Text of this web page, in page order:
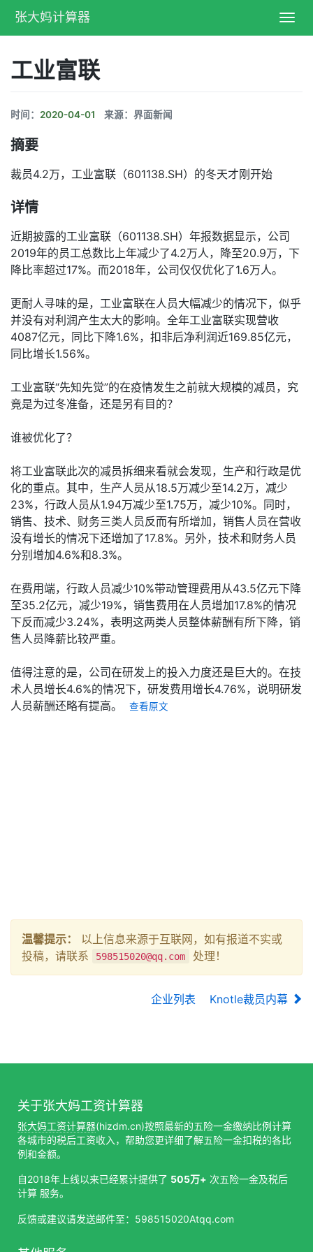
张大妈计算器
工业富联
时间： 2020-04-01 来源：界面新闻
摘要
裁员4.2万，工业富联（601138.SH）的冬天才刚开始
详情
近期披露的工业富联（601138.SH）年报数据显示，公司
2019年的员工总数比上年减少了4.2万人，降至20.9万，下
降比率超过17%。而2018年，公司仅仅优化了1.6万人。
更耐人寻味的是，工业富联在人员大幅减少的情况下，似乎
并没有对利润产生太大的影响。全年工业富联实现营收
4087亿元，同比下降1.6%，扣非后净利润近169.85亿元，
同比增长1.56%。
工业富联“先知先觉”的在疫情发生之前就大规模的减员，究
竟是为过冬准备，还是另有目的？
谁被优化了？
将工业富联此次的减员拆细来看就会发现，生产和行政是优
化的重点。其中，生产人员从18.5万减少至14.2万，减少
23%，行政人员从1.94万减少至1.75万，减少10%。同时，
销售、技术、财务三类人员反而有所增加，销售人员在营收
没有增长的情况下还增加了17.8%。另外，技术和财务人员
分别增加4.6%和8.3%。
在费用端，行政人员减少10%带动管理费用从43.5亿元下降
至35.2亿元，减少19%，销售费用在人员增加17.8%的情况
下反而减少3.24%，表明这两类人员整体薪酬有所下降，销
售人员降薪比较严重。
值得注意的是，公司在研发上的投入力度还是巨大的。在技
术人员增长4.6%的情况下，研发费用增长4.76%，说明研发
人员薪酬还略有提高。
查看原文
温馨提示：
以上信息来源于互联网，如有报道不实或
投稿，请联系
598515020@qq.com 处理！
企业列表 Knotle裁员内幕
关于张大妈工资计算器
张大妈工资计算器(hizdm.cn)按照最新的五险一金缴纳比例计算
各城市的税后工资收入，帮助您更详细了解五险一金扣税的各比
例和金额。
自2018年上线以来已经累计提供了 505万+ 次五险一金及税后
计算 服务。
反馈或建议请发送邮件至：598515020Atqq.com